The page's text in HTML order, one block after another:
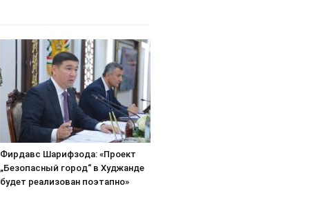
Фирдавс Шарифзода: «Проект
„Безопасный город“ в Худжанде
будет реализован поэтапно»